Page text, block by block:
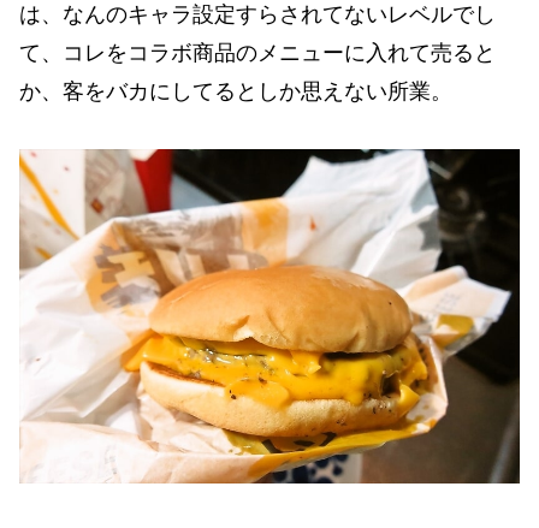
は、なんのキャラ設定すらされてないレベルでし
て、コレをコラボ商品のメニューに入れて売ると
か、客をバカにしてるとしか思えない所業。